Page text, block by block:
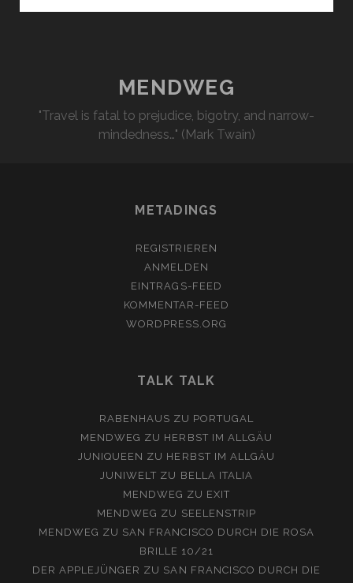
MENDWEG
"Travel is fatal to prejudice, bigotry, and narrow-
mindedness…" (Mark Twain)
METADINGS
REGISTRIEREN
ANMELDEN
EINTRAGS-FEED
KOMMENTAR-FEED
WORDPRESS.ORG
TALK TALK
RABENHAUS ZU PORTUGAL
MENDWEG ZU HERBST IM ALLGÄU
JUNIQUEEN ZU HERBST IM ALLGÄU
JUNIWELT ZU BELLA ITALIA
MENDWEG ZU EXIT
MENDWEG ZU SEELENSTRIP
MENDWEG ZU SAN FRANCISCO DURCH DIE ROSA
BRILLE 10/21
DER APPLEJÜNGER ZU SAN FRANCISCO DURCH DIE